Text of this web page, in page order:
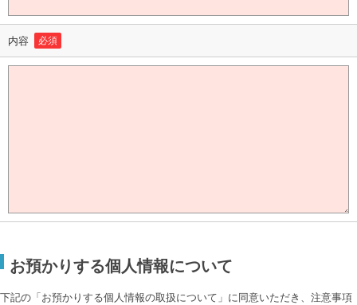
内容 必須
お預かりする個人情報について
下記の「お預かりする個人情報の取扱について」に同意いただき、注意事項